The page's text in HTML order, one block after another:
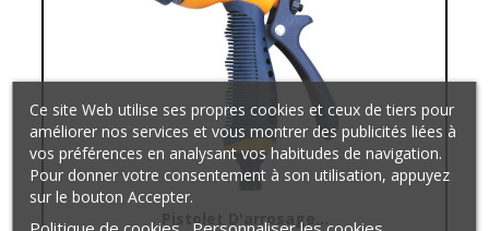
Pistolet D'arrosage...
Ce site Web utilise ses propres cookies et ceux de tiers pour
améliorer nos services et vous montrer des publicités liées à
vos préférences en analysant vos habitudes de navigation.
Pour donner votre consentement à son utilisation, appuyez
sur le bouton Accepter.